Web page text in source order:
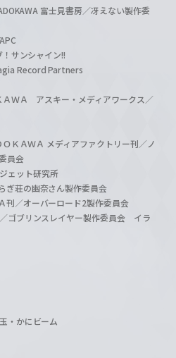
富士見書房／冴えない製作委
サンシャイン!!
Record Partners
ＷＡ アスキー・メディアワークス／
ＫＡＷＡ メディアファクトリー刊／ノ
員会
ェット研究所
ぎ荘の幽奈さん製作委員会
刊／オーバーロード2製作委員会
ゴブリンスレイヤー製作委員会 イラ
・かにビーム